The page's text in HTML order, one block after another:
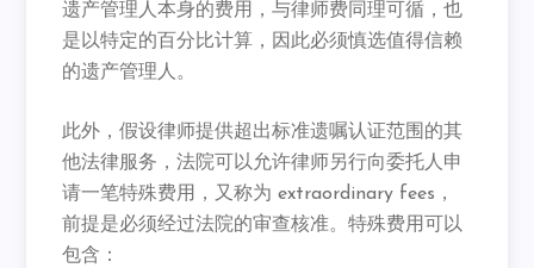
遗产管理人本身的费用，与律师费同理可循，也
是以特定的百分比计算，因此必须慎选值得信赖
的遗产管理人。
此外，假设律师提供超出标准遗嘱认证范围的其
他法律服务，法院可以允许律师另行向委托人申
请一笔特殊费用，又称为 extraordinary fees，
前提是必须经过法院的审查核准。特殊费用可以
包含：